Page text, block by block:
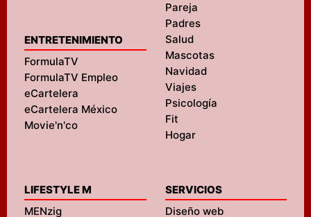
ENTRETENIMIENTO
FormulaTV
FormulaTV Empleo
eCartelera
eCartelera México
Movie'n'co
Pareja
Padres
Salud
Mascotas
Navidad
Viajes
Psicología
Fit
Hogar
LIFESTYLE M
MENzig
SERVICIOS
Diseño web